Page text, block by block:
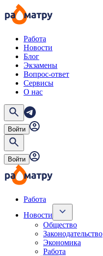
Работа
Новости
Блог
Экзамены
Вопрос-ответ
Сервисы
О нас
Войти
Войти
Работа
Новости
Общество
Законодательство
Экономика
Работа